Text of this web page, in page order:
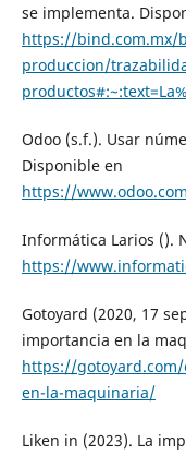
se implementa.
https://bind.com.mx/
produccion/
Odoo (s.f.). Usar
Disponible en
https://
Informática Larios ().
https://
Gotoyard (2020, 17
importancia en la
https://
en-la-maquinaria/
Liken in (2023). La